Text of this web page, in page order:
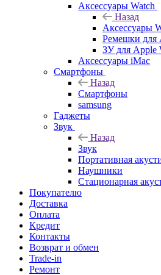
Аксессуары Watch
Назад
Аксессуары
Ремешки для
ЗУ для Apple
Аксессуары iMac
Смартфоны
Назад
Смартфоны
samsung
Гаджеты
Звук
Назад
Звук
Портативная
Наушники
Стационарная
Покупателю
Доставка
Оплата
Кредит
Контакты
Возврат и обмен
Trade-in
Ремонт